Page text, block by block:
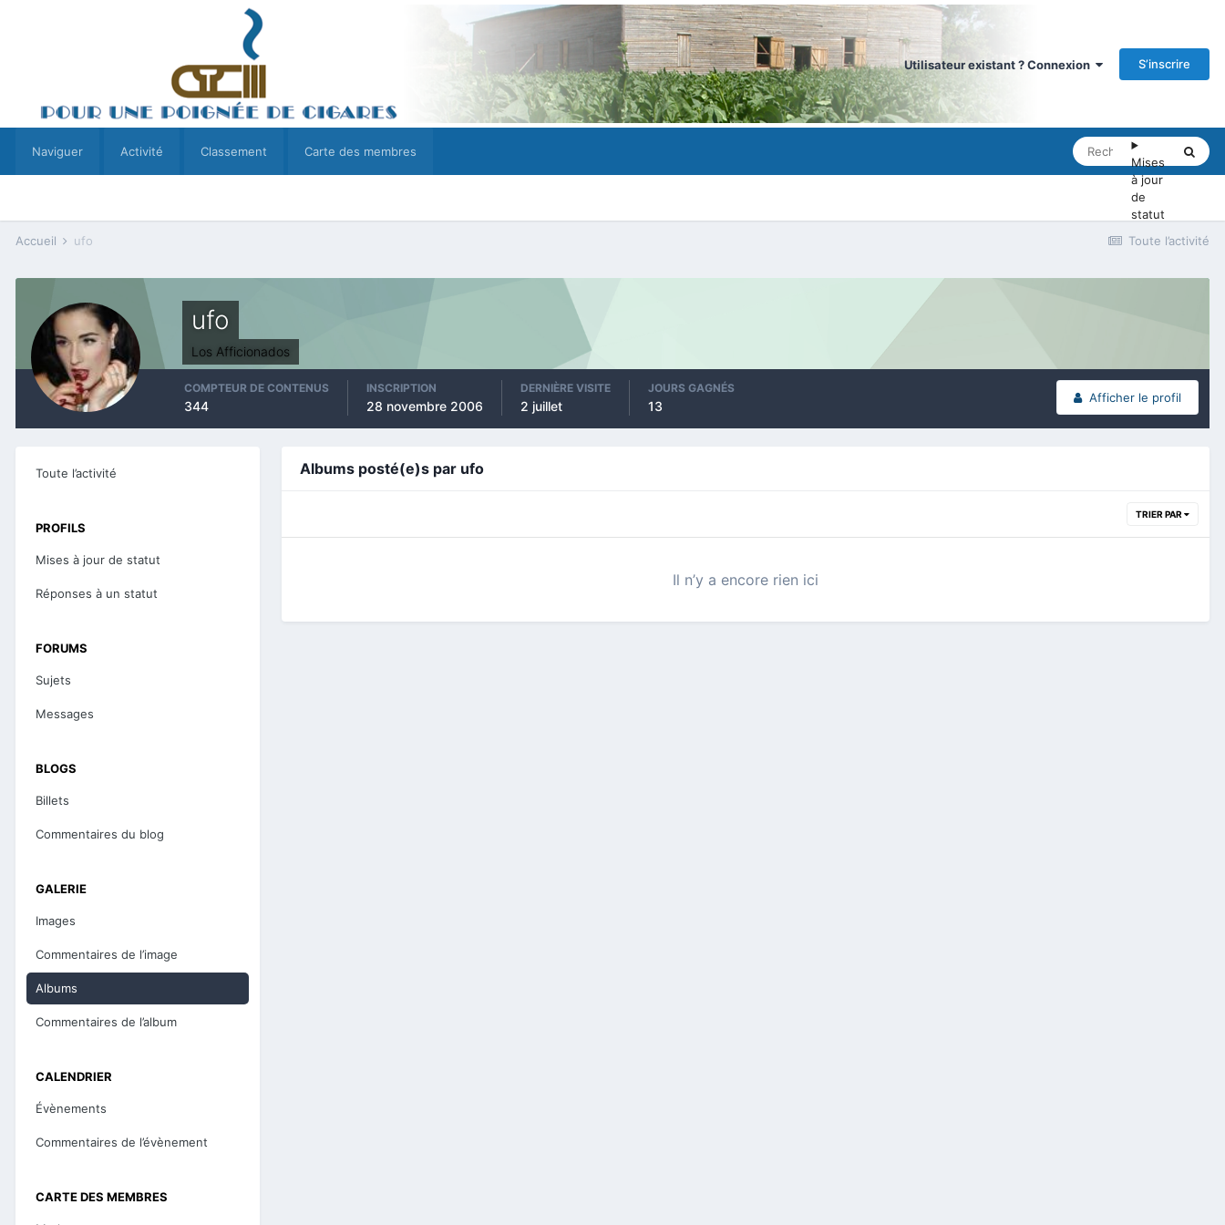
Utilisateur existant ? Connexion S’inscrire
Naviguer Activité Classement Carte des membres
Mises
à jour
de
statut
Toute l’activité
Accueil ufo
ufo
Los Afficionados
Afficher le profil
COMPTEUR DE CONTENUS
344
INSCRIPTION
28 novembre 2006
DERNIÈRE VISITE
2 juillet
JOURS GAGNÉS
13
Toute l’activité
PROFILS
Mises à jour de statut
Réponses à un statut
FORUMS
Sujets
Messages
BLOGS
Billets
Commentaires du blog
GALERIE
Images
Commentaires de l’image
Albums
Commentaires de l’album
CALENDRIER
Évènements
Commentaires de l’évènement
CARTE DES MEMBRES
Albums posté(e)s par ufo
TRIER PAR
Il n’y a encore rien ici